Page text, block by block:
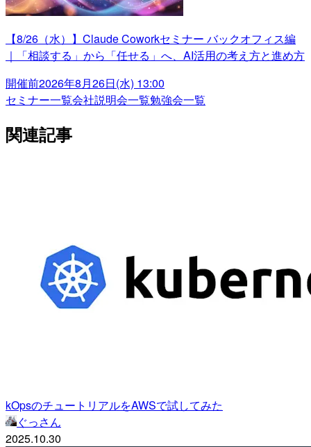
【8/26（水）】Claude Coworkセミナー バックオフィス編
｜「相談する」から「任せる」へ、AI活用の考え方と進め方
開催前2026年8月26日(水) 13:00
セミナー一覧会社説明会一覧勉強会一覧
関連記事
kOpsのチュートリアルをAWSで試してみた
ぐっさん
2025.10.30